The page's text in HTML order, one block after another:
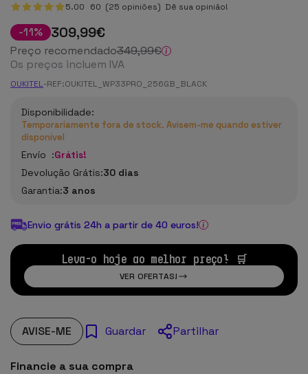
5.00 60 (25 opiniões) Dê sua opinião!
-11% 309,99€
Preço recomendado349,99€
Os preços incluem IVA
OUKITEL-REF:OUKITEL_WP33PRO_256GB_BLACK
Disponibilidade:
Temporariamente fora de stock. Avisem-me quando estiver
disponível
Envío :Grátis!
Devolução Grátis:30 dias
Garantia:3 anos
Envio grátis 24h a partir de 40 euros!
Leva-o hoje ao melhor preço! 🛒
VER OFERTAS!
AVISE-ME Guardar Partilhar
Financie a sua compra